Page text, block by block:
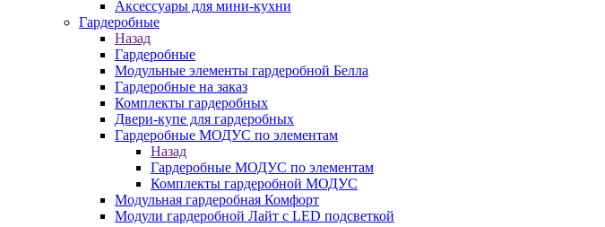
Аксессуары для мини-кухни
Гардеробные
Назад
Гардеробные
Модульные элементы гардеробной Белла
Гардеробные на заказ
Комплекты гардеробных
Двери-купе для гардеробных
Гардеробные МОДУС по элементам
Назад
Гардеробные МОДУС по элементам
Комплекты гардеробной МОДУС
Модульная гардеробная Комфорт
Модули гардеробной Лайт с LED подсветкой